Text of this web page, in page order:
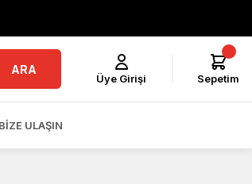
ARA
Üye Girişi Sepetim
BIZE ULAŞIN